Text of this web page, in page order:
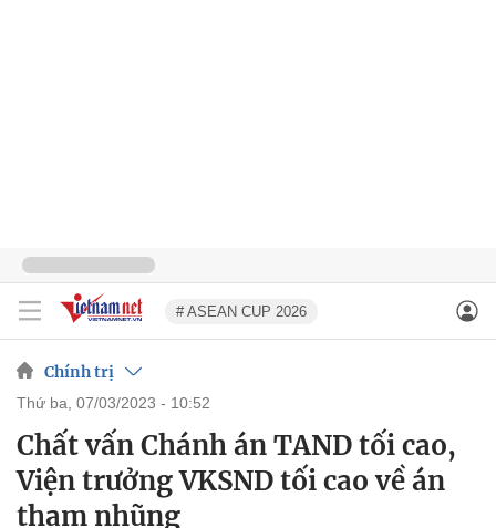
# ASEAN CUP 2026
Chính trị
thứ ba, 07/03/2023 - 10:52
Chất vấn Chánh án TAND tối cao,
Viện trưởng VKSND tối cao về án
tham nhũng